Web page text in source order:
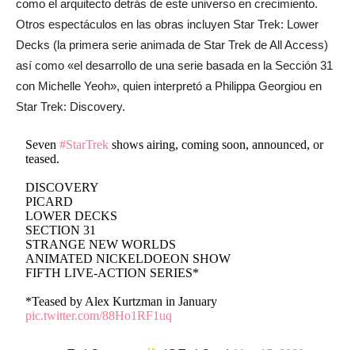
como el arquitecto detrás de este universo en crecimiento.
Otros espectáculos en las obras incluyen Star Trek: Lower
Decks (la primera serie animada de Star Trek de All Access)
así como «el desarrollo de una serie basada en la Sección 31
con Michelle Yeoh», quien interpretó a Philippa Georgiou en
Star Trek: Discovery.
Seven#StarTrek shows airing, coming soon, announced, or
teased.
DISCOVERY
PICARD
LOWER DECKS
SECTION 31
STRANGE NEW WORLDS
ANIMATED NICKELDOEON SHOW
FIFTH LIVE-ACTION SERIES*
*Teased by Alex Kurtzman in January
pic.twitter.com/88Ho1RF1uq